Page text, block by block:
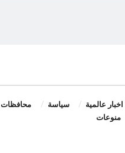
اخبار عالمية سياسة
محافظات
منوعات